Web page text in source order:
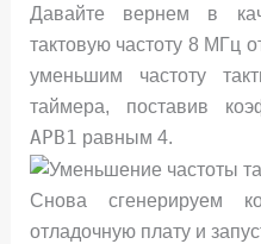
Давайте вернем в
тактовую частоту 8 МГц
уменьшим частоту
таймера, поставив
APB1 равным 4.
Снова сгенерируем
отладочную плату и